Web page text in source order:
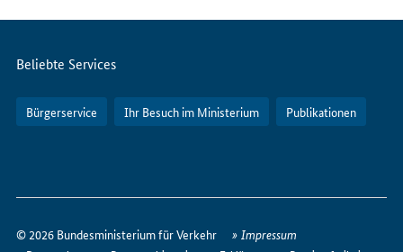
Servicemenü
Beliebte Services
Bürgerservice Ihr Besuch im Ministerium Publikationen
erreichen
© 2026 Bundesministerium für Verkehr
Impressum